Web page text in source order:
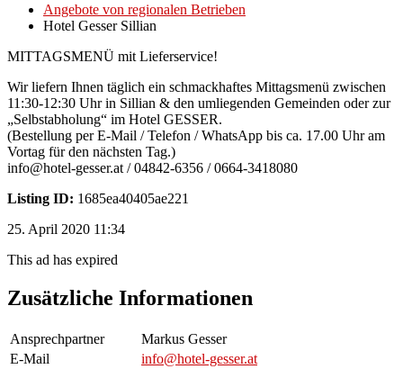
Angebote von regionalen Betrieben
Hotel Gesser Sillian
MITTAGSMENÜ mit Lieferservice!
Wir liefern Ihnen täglich ein schmackhaftes Mittagsmenü zwischen
11:30-12:30 Uhr in Sillian & den umliegenden Gemeinden oder zur
„Selbstabholung“ im Hotel GESSER.
(Bestellung per E-Mail / Telefon / WhatsApp bis ca. 17.00 Uhr am
Vortag für den nächsten Tag.)
info@hotel-gesser.at / 04842-6356 / 0664-3418080
Listing ID: 1685ea40405ae221
25. April 2020 11:34
This ad has expired
Zusätzliche Informationen
Ansprechpartner
Markus Gesser
E-Mail
info@hotel-gesser.at